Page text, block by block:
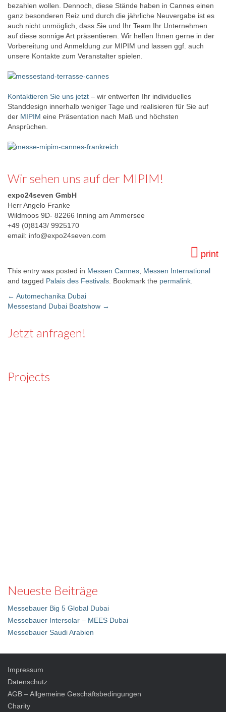
bezahlen wollen. Dennoch, diese Stände haben in Cannes einen
ganz besonderen Reiz und durch die jährliche Neuvergabe ist es
auch nicht unmöglich, dass Sie und Ihr Team Ihr Unternehmen
auf diese sonnige Art präsentieren. Wir helfen Ihnen gerne in der
Vorbereitung und Anmeldung zur MIPIM und lassen ggf. auch
unsere Kontakte zum Veranstalter spielen.
Kontaktieren Sie uns jetzt – wir entwerfen Ihr individuelles
Standdesign innerhalb weniger Tage und realisieren für Sie auf
der MIPIM eine Präsentation nach Maß und höchsten
Ansprüchen.
Wir sehen uns auf der MIPIM!
expo24seven GmbH
Herr Angelo Franke
Wildmoos 9D- 82266 Inning am Ammersee
+49 (0)8143/ 9925170
email: info@expo24seven.com
print
This entry was posted in Messen Cannes Messen International
and tagged Palais des Festivals . Bookmark the permalink
Post navigation
← Automechanika Dubai
Messestand Dubai Boatshow →
Jetzt anfragen!
Projects
Neueste Beiträge
Messebauer Big 5 Global Dubai
Messebauer Intersolar – MEES Dubai
Messebauer Saudi Arabien
Impressum
Datenschutz
AGB – Allgemeine Geschäftsbedingungen
Charity